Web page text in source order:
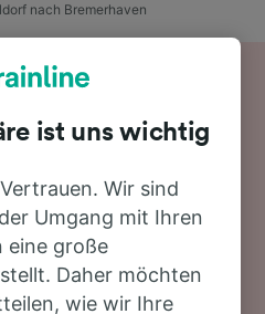
nach Bremerhaven
Zug in 3 Stunden
nach
von Düsseldorf nach
möchten, suchen
ist uns wichtig
Wir sind
Umgang mit Ihren
eine große
Daher möchten
wie wir Ihre